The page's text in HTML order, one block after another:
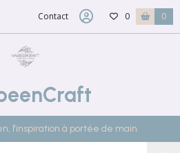
Contact 0 0
l'inspiration à portée de main